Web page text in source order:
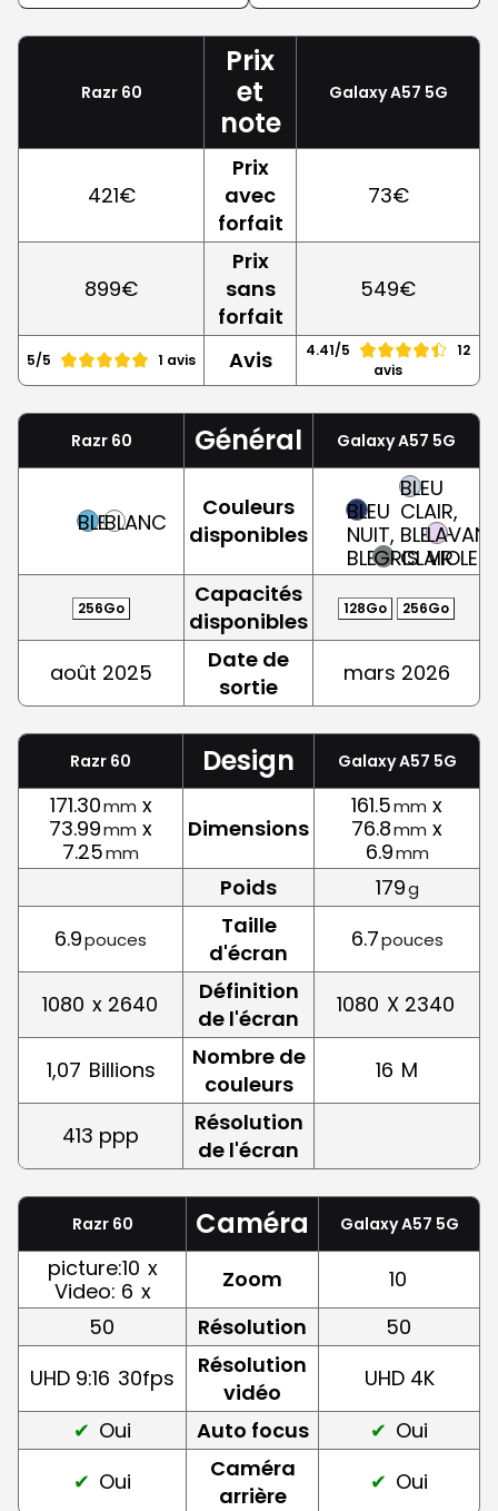
Razr 60
Prix
et
note
Galaxy A57 5G
421€
Prix
avec
forfait
73€
899€
Prix
sans
forfait
549€
5/5 1 avis Avis 4.41/5
12
avis
Razr 60 Général Galaxy A57 5G
BLEUBLANC
Couleurs
disponibles
BLEU
NUIT,
BLEUGRIS
BLEU
CLAIR,
BLEU-
CLAIRVIOLET
256Go
Capacités
disponibles
128Go 256Go
août 2025
Date de
sortie
mars 2026
Razr 60 Design Galaxy A57 5G
171.30mm x
73.99mm x
7.25mm
Dimensions
161.5mm x
76.8mm x
6.9mm
Poids 179g
6.9pouces
Taille
d'écran
6.7pouces
1080 x 2640
Définition
de l'écran
1080 X 2340
1,07 Billions
Nombre de
couleurs
16 M
413 ppp
Résolution
de l'écran
Razr 60 Caméra Galaxy A57 5G
picture:10 x
Video: 6 x Zoom
10
50
Résolution
50
UHD 9:16 30fps
Résolution
vidéo
UHD 4K
Oui
Auto focus
Oui
Oui
Caméra
arrière
Oui